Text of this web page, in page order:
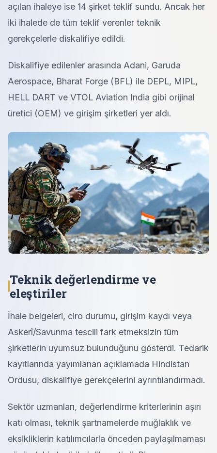
açılan ihaleye ise 14 şirket teklif sundu. Ancak her
iki ihalede de tüm teklif verenler teknik
gerekçelerle diskalifiye edildi.
Diskalifiye edilenler arasında Adani, Garuda
Aerospace, Bharat Forge (BFL) ile DEPL, MIPL,
HELL DART ve VTOL Aviation India gibi orijinal
üretici (OEM) ve girişim şirketleri yer aldı.
Teknik değerlendirme ve
eleştiriler
İhale belgeleri, ciro durumu, girişim kaydı veya
Askerî/Savunma tescili fark etmeksizin tüm
şirketlerin uyumsuz bulunduğunu gösterdi. Tedarik
kayıtlarında yayımlanan açıklamada Hindistan
Ordusu, diskalifiye gerekçelerini ayrıntılandırmadı.
Sektör uzmanları, değerlendirme kriterlerinin aşırı
katı olması, teknik şartnamelerde muğlaklık ve
eksikliklerin katılımcılarla önceden paylaşılmaması